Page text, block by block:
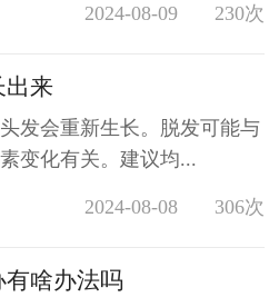
2024-08-09 230次
出来
发会重新生长。脱发可能与
变化有关。建议均...
2024-08-08 306次
啥办法吗